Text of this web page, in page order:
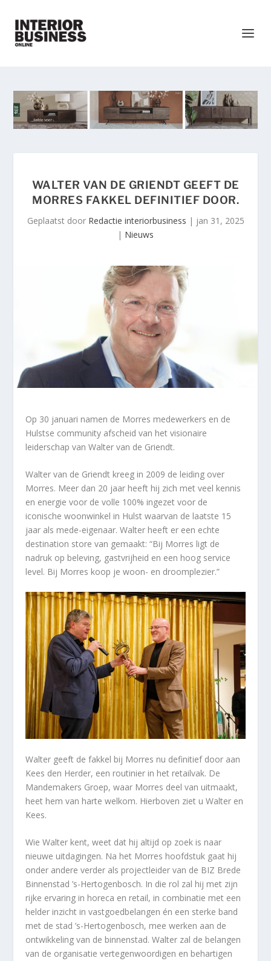
WALTER VAN DE GRIENDT GEEFT DE
MORRES FAKKEL DEFINITIEF DOOR.
Geplaatst door Redactie interiorbusiness | jan 31, 2025
| Nieuws
Op 30 januari namen de Morres medewerkers en de
Hulstse community afscheid van het visionaire
leiderschap van Walter van de Griendt.
Walter van de Griendt kreeg in 2009 de leiding over
Morres. Meer dan 20 jaar heeft hij zich met veel kennis
en energie voor de volle 100% ingezet voor de
iconische woonwinkel in Hulst waarvan de laatste 15
jaar als mede-eigenaar. Walter heeft er een echte
destination store van gemaakt: “Bij Morres ligt de
nadruk op beleving, gastvrijheid en een hoog service
level. Bij Morres koop je woon- en droomplezier.”
Walter geeft de fakkel bij Morres nu definitief door aan
Kees den Herder, een routinier in het retailvak. De
Mandemakers Groep, waar Morres deel van uitmaakt,
heet hem van harte welkom. Hierboven ziet u Walter en
Kees.
Wie Walter kent, weet dat hij altijd op zoek is naar
nieuwe uitdagingen. Na het Morres hoofdstuk gaat hij
onder andere verder als projectleider van de BIZ Brede
Binnenstad ’s-Hertogenbosch. In die rol zal hij met zijn
rijke ervaring in horeca en retail, in combinatie met een
helder inzicht in vastgoedbelangen én een sterke band
met de stad ’s-Hertogenbosch, mee werken aan de
ontwikkeling van de binnenstad. Walter zal de belangen
van de organisatie vertegenwoordigen en behartigen